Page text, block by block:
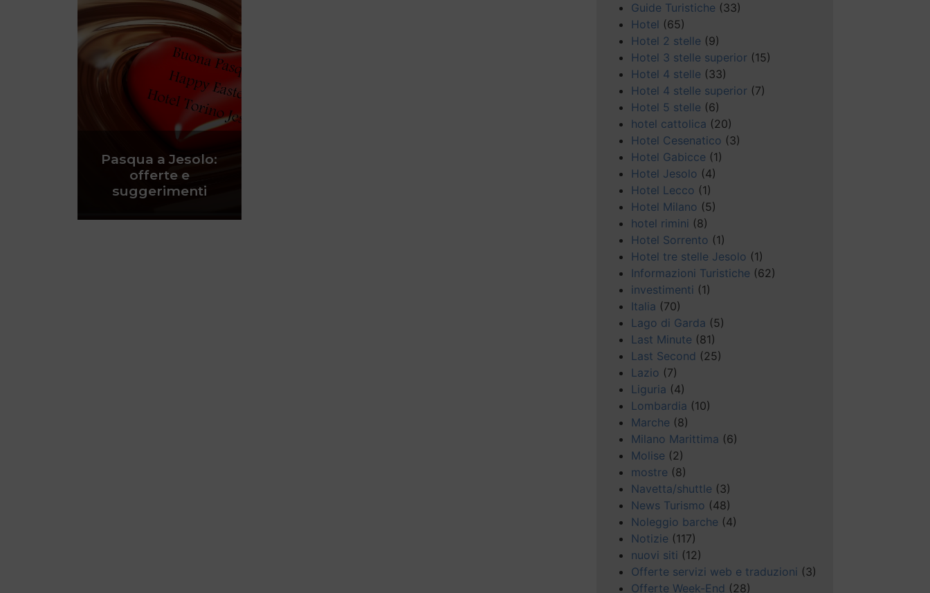
Pasqua a Jesolo:
offerte e
suggerimenti
Guide Turistiche (33)
Hotel (65)
Hotel 2 stelle (9)
Hotel 3 stelle superior (15)
Hotel 4 stelle (33)
Hotel 4 stelle superior (7)
Hotel 5 stelle (6)
hotel cattolica (20)
Hotel Cesenatico (3)
Hotel Gabicce (1)
Hotel Jesolo (4)
Hotel Lecco (1)
Hotel Milano (5)
hotel rimini (8)
Hotel Sorrento (1)
Hotel tre stelle Jesolo (1)
Informazioni Turistiche (62)
investimenti (1)
Italia (70)
Lago di Garda (5)
Last Minute (81)
Last Second (25)
Lazio (7)
Liguria (4)
Lombardia (10)
Marche (8)
Milano Marittima (6)
Molise (2)
mostre (8)
Navetta/shuttle (3)
News Turismo (48)
Noleggio barche (4)
Notizie (117)
nuovi siti (12)
Offerte servizi web e traduzioni (3)
Offerte Week-End (28)